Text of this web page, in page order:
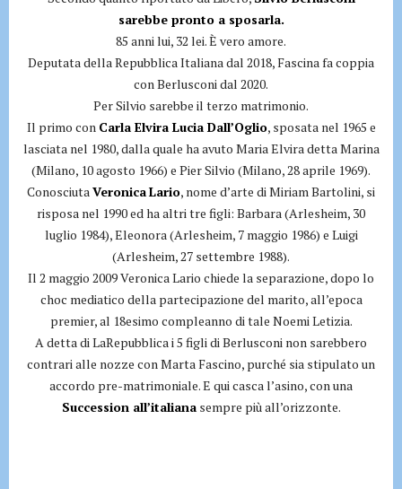
sarebbe pronto a sposarla.
85 anni lui, 32 lei. È vero amore.
Deputata della Repubblica Italiana dal 2018, Fascina fa coppia
con Berlusconi dal 2020.
Per Silvio sarebbe il terzo matrimonio.
Il primo con Carla Elvira Lucia Dall’Oglio, sposata nel 1965 e
lasciata nel 1980, dalla quale ha avuto Maria Elvira detta Marina
(Milano, 10 agosto 1966) e Pier Silvio (Milano, 28 aprile 1969).
ConosciutaVeronicaLario, nome d’arte di Miriam Bartolini, si
risposa nel 1990 ed ha altri tre figli: Barbara (Arlesheim, 30
luglio 1984), Eleonora (Arlesheim, 7 maggio 1986) e Luigi
(Arlesheim, 27 settembre 1988).
Il 2 maggio 2009 Veronica Lario chiede la separazione, dopo lo
choc mediatico della partecipazione del marito, all’epoca
premier, al 18esimo compleanno di tale Noemi Letizia.
A detta di LaRepubblica i 5 figli di Berlusconi non sarebbero
contrari alle nozze con Marta Fascino, purché sia stipulato un
accordo pre-matrimoniale. E qui casca l’asino, con una
Succession all’italianasempre più all’orizzonte.